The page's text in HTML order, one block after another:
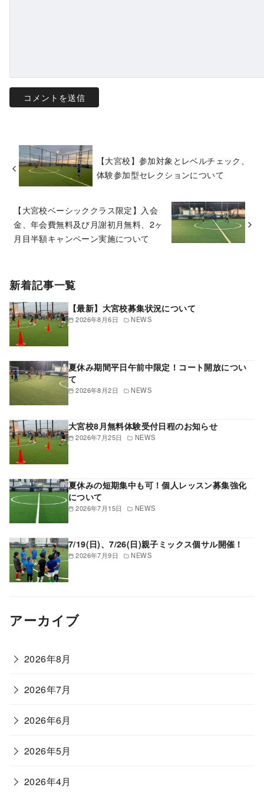
【大宮校】参加対象とレベルチェック、
体験参加型セレクションについて
【大宮校ベーシッククラス限定】入会
金、年会費無料及び月謝初月無料、2ヶ
月目半額キャンペーン実施について
新着記事一覧
2026年8月6日 NEWS
【最新】大宮校募集状況について
2026年8月2日 NEWS
夏休み期間平日午前中限定！コート開放につい
て
2026年7月25日 NEWS
大宮校8月無料体験受付日程のお知らせ
2026年7月15日 NEWS
夏休みの短期集中も可！個人レッスン募集強化
について
2026年7月9日 NEWS
7/19(日)、7/26(日)親子ミックス個サル開催！
アーカイブ
2026年8月
2026年7月
2026年6月
2026年5月
2026年4月